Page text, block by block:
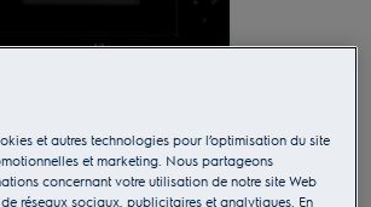
Appuyez pour zoomer
et autres technologies pour l’optimisation du site
et marketing. Nous partageons
concernant votre utilisation de notre site Web
réseaux sociaux, publicitaires et analytiques. En